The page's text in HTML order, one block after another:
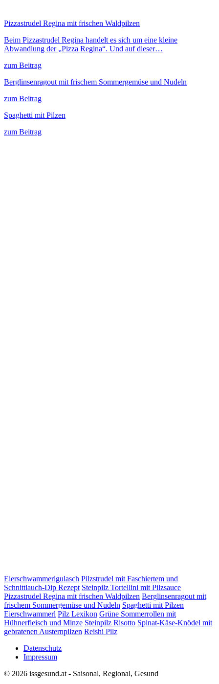
Pizzastrudel Regina mit frischen Waldpilzen
Beim Pizzastrudel Regina handelt es sich um eine kleine
Abwandlung der „Pizza Regina“. Und auf dieser…
zum Beitrag
Berglinsenragout mit frischem Sommergemüse und Nudeln
zum Beitrag
Spaghetti mit Pilzen
zum Beitrag
Eierschwammerlgulasch Pilzstrudel mit Faschiertem und
Schnittlauch-Dip Rezept Steinpilz Tortellini mit Pilzsauce
Pizzastrudel Regina mit frischen Waldpilzen Berglinsenragout mit
frischem Sommergemüse und Nudeln Spaghetti mit Pilzen
Eierschwammerl Pilz Lexikon Grüne Sommerrollen mit
Hühnerfleisch und Minze Steinpilz Risotto Spinat-Käse-Knödel mit
gebratenen Austernpilzen Reishi Pilz
Datenschutz
Impressum
© 2026 issgesund.at - Saisonal, Regional, Gesund